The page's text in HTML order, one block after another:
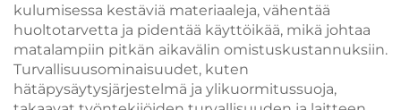
kulumisessa kestäviä materiaaleja, vähentää
huoltotarvetta ja pidentää käyttöikää, mikä johtaa
matalampiin pitkän aikavälin omistuskustannuksiin.
Turvallisuusominaisuudet, kuten
hätäpysäytysjärjestelmä ja ylikuormitussuoja,